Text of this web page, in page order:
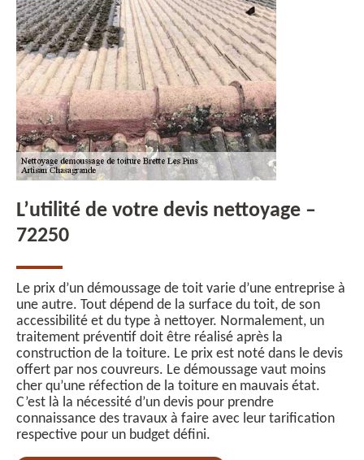
L’utilité de votre devis nettoyage –
72250
Le prix d’un démoussage de toit varie d’une entreprise à
une autre. Tout dépend de la surface du toit, de son
accessibilité et du type à nettoyer. Normalement, un
traitement préventif doit être réalisé après la
construction de la toiture. Le prix est noté dans le devis
offert par nos couvreurs. Le démoussage vaut moins
cher qu’une réfection de la toiture en mauvais état.
C’est là la nécessité d’un devis pour prendre
connaissance des travaux à faire avec leur tarification
respective pour un budget défini.